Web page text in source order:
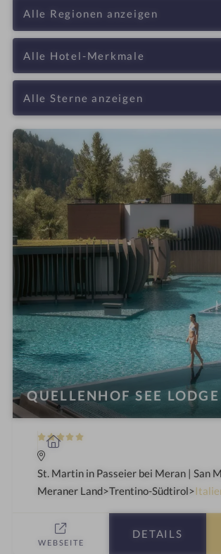
QUELLENHOF SEE LODGE
5
S
t
e
W
e
l
l
St. Martin in Passeier bei Meran | San
Meraner Land Trentino-Südtirol
WEBSEITE
DETAILS